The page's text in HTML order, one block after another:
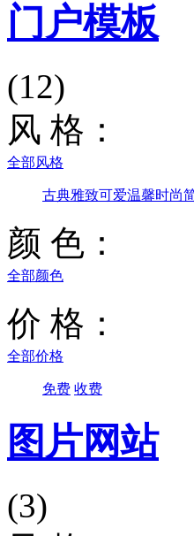
门户模板
(12)
风 格：
全部风格
古典雅致可爱温馨时尚
颜 色：
全部颜色
价 格：
全部价格
免费 收费
图片网站
(3)